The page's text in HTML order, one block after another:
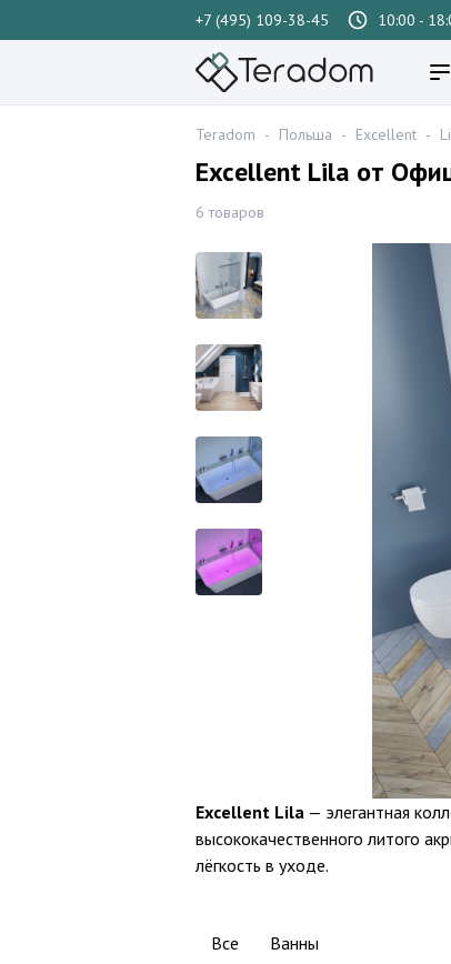
+7 (495) 109-38-45 10:00 -
Teradom - Польша - Excellent -
Excellent Lila от
6 товаров
Excellent Lila — элегантная
высококачественного литого
лёгкость в уходе.
Все Ванны